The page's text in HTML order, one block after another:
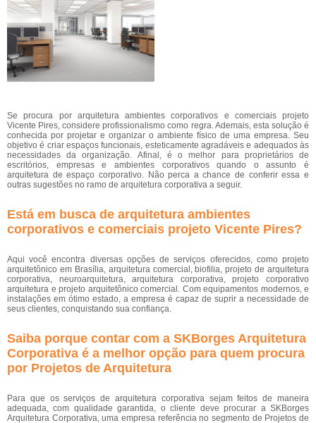
Se procura por arquitetura ambientes corporativos e comerciais projeto
Vicente Pires, considere profissionalismo como regra. Ademais, esta solução é
conhecida por projetar e organizar o ambiente físico de uma empresa. Seu
objetivo é criar espaços funcionais, esteticamente agradáveis e adequados às
necessidades da organização. Afinal, é o melhor para proprietários de
escritórios, empresas e ambientes corporativos quando o assunto é
arquitetura de espaço corporativo. Não perca a chance de conferir essa e
outras sugestões no ramo de arquitetura corporativa a seguir.
Está em busca de arquitetura ambientes
corporativos e comerciais projeto Vicente Pires?
Aqui você encontra diversas opções de serviços oferecidos, como projeto
arquitetônico em Brasília, arquitetura comercial, biofilia, projeto de arquitetura
corporativa, neuroarquitetura, arquitetura corporativa, projeto corporativo
arquitetura e projeto arquitetônico comercial. Com equipamentos modernos, e
instalações em ótimo estado, a empresa é capaz de suprir a necessidade de
seus clientes, conquistando sua confiança.
Saiba porque contar com a SKBorges Arquitetura
Corporativa é a melhor opção para quem procura
por Projetos de Arquitetura
Para que os serviços de arquitetura corporativa sejam feitos de maneira
adequada, com qualidade garantida, o cliente deve procurar a SKBorges
Arquitetura Corporativa, uma empresa referência no segmento de Projetos de